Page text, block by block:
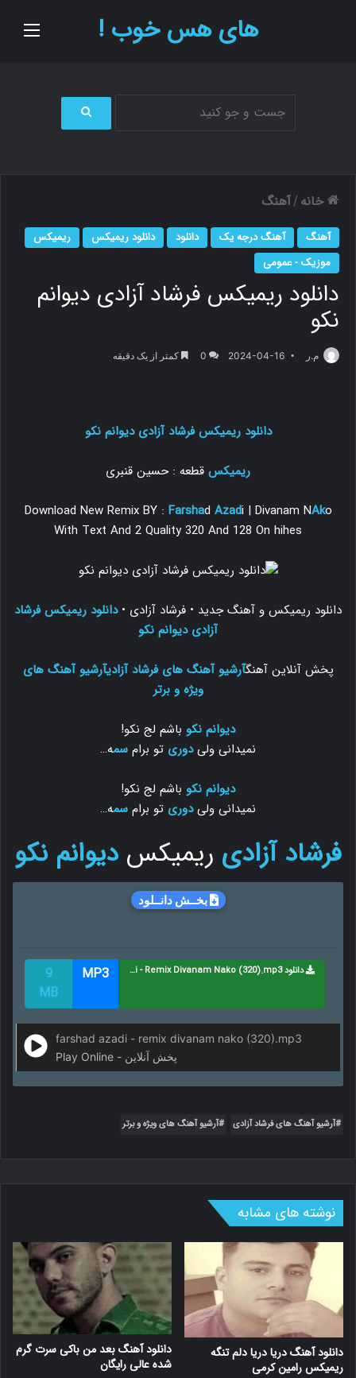
های هس خوب !
ج
ر
ا
خانه / آهنگ
آهنگ آهنگ درجه یک دانلود دانلود ریمیکس
ریمیکس
موزیک - عمومی
دانلود ریمیکس فرشاد آزادی دیوانم
نکو
م.ر 2024-04-16
0 کمتر از یک دقیقه
دانلود ریمیکس فرشاد آزادی دیوانم نکو
ریمیکس قطعه : حسین قنبری
Download New Remix BY : Farshad Azadi | Divanam NAko
With Text And 2 Quality 320 And 128 On hihes
دانلود ریمیکس و آهنگ جدید • فرشاد آزادی •دانلود ریمیکس فرشاد
آزادی دیوانم نکو
پخش آنلاین آهنگآرشیو آهنگ های فرشاد آزادیآرشیو آهنگ های
ویژه و برتر
دیوانم نکو باشم لج نکو!
نمیدانی ولیدوری تو برام سمه…
دیوانم نکو باشم لج نکو!
نمیدانی ولیدوری تو برام سمه…
فرشاد آزادی ریمیکس دیوانم نکو
بخــش دانــلود
دانلود Farshad Azadi - Remix Divanam Nako (320).mp3 MP3
9
MB
farshad azadi - remix divanam nako (320).mp3
Play Online - پخش آنلاین
آرشیو آهنگ های فرشاد آزادی آرشیو آهنگ های ویژه و برتر
نوشته های مشابه
دانلود آهنگ دریا دریا دلم تنگه
ریمیکس رامین کرمی
دانلود آهنگ بعد من باکی سرت گرم
شده عالی رایگان